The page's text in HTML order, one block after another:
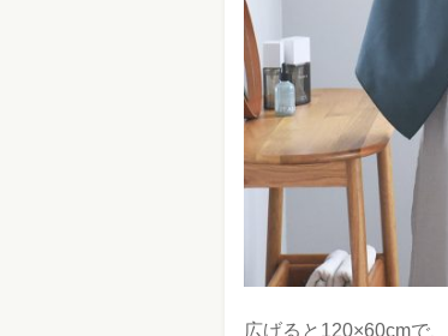
広げると120×60cmで、